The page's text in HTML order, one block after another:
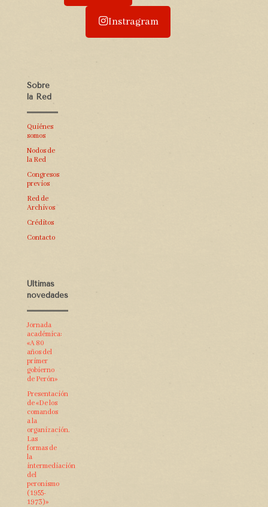
Instragram
Sobre
la Red
Quiénes
somos
Nodos de
la Red
Congresos
previos
Red de
Archivos
Créditos
Contacto
Últimas
novedades
Jornada
académica:
«A 80
años del
primer
gobierno
de Perón»
Presentación
de «De los
comandos
a la
organización.
Las
formas de
la
intermediación
del
peronismo
(1955-
1973)»